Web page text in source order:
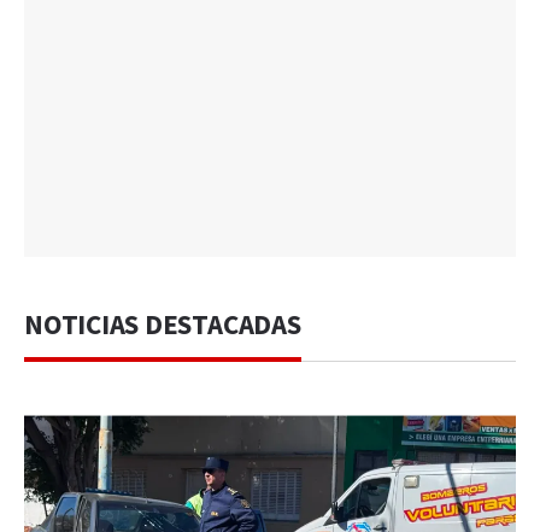
NOTICIAS DESTACADAS